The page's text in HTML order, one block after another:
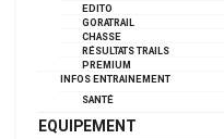
EDITO
GORATRAIL
CHASSE
RÉSULTATS TRAILS
PREMIUM
INFOS ENTRAINEMENT
SANTÉ
EQUIPEMENT